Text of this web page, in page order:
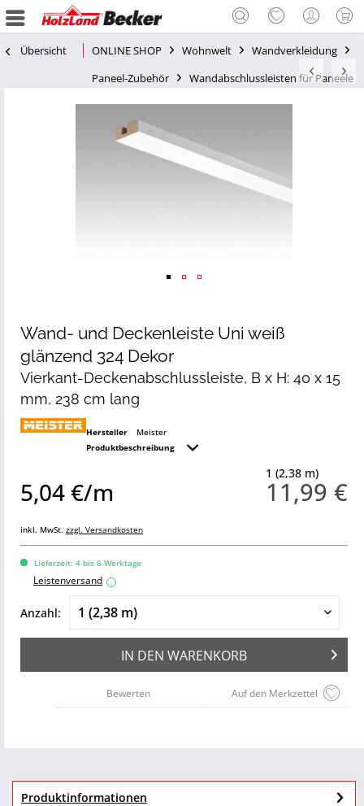
Übersicht ONLINE SHOP Wohnwelt
Wandverkleidung
Paneel-Zubehör
Wandabschlussleisten für Paneele
Wand- und Deckenleiste Uni weiß
glänzend 324 Dekor
Vierkant-Deckenabschlussleiste, B x H: 40 x 15
mm, 238 cm lang
Hersteller
Meister
Produktbeschreibung
1 (2,38 m)
11,99 €
5,04 €/m
inkl. MwSt. zzgl. Versandkosten
Lieferzeit: 4 bis 6 Werktage
Leistenversand i
Anzahl:
IN DEN WARENKORB
Auf den Merkzettel
Bewerten
Produktinformationen